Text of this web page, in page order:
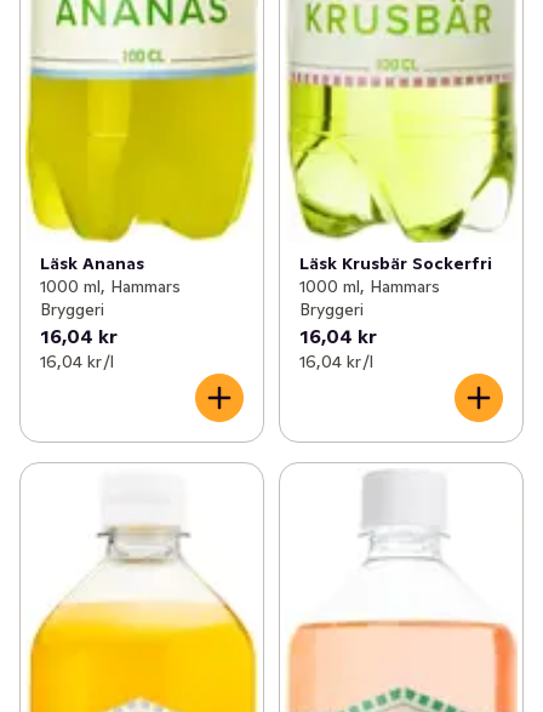
Läsk Ananas
1000 ml, Hammars
Bryggeri
16,04 kr
16,04 kr /l
Läsk Krusbär Sockerfri
1000 ml, Hammars
Bryggeri
16,04 kr
16,04 kr /l